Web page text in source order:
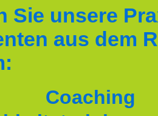
Sie unsere
aus dem